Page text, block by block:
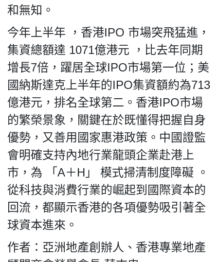
和無知。
今年上半年 ，香港IPO 市場突飛猛進，
集資總額達 1071億港元 ，比去年同期
增長7倍，躍居全球IPO市場第一位；美
國納斯達克上半年的IPO集資額約為713
億港元，排名全球第二。香港IPO市場
的繁榮景象，關鍵在於既懂得把握自身
優勢，又善用國家惠港政策。中國證監
會明確支持內地行業龍頭企業赴港上
市，為 「A＋H」 模式掃清制度障礙 。
從科技與消費行業的崛起到國際資本的
回流，都顯示香港的各項優勢吸引著全
球資本進來。
作者：亞洲地產創辦人、香港專業地產